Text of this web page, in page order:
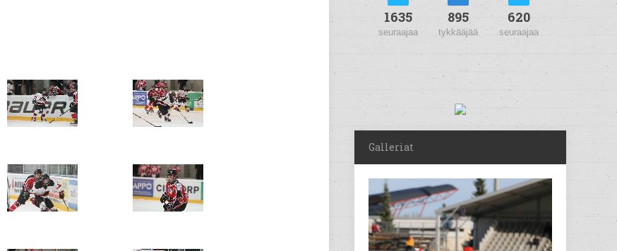
1635
seuraajaa
895
tykkääjää
620
seuraajaa
Galleriat